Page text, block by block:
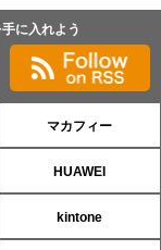
に入れよう
マカフィー
HUAWEI
kintone